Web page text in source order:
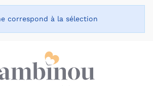
dans le monde de
entreprise familiale
partage son expertise pour
des familles par le biais de
correspond à la sélection